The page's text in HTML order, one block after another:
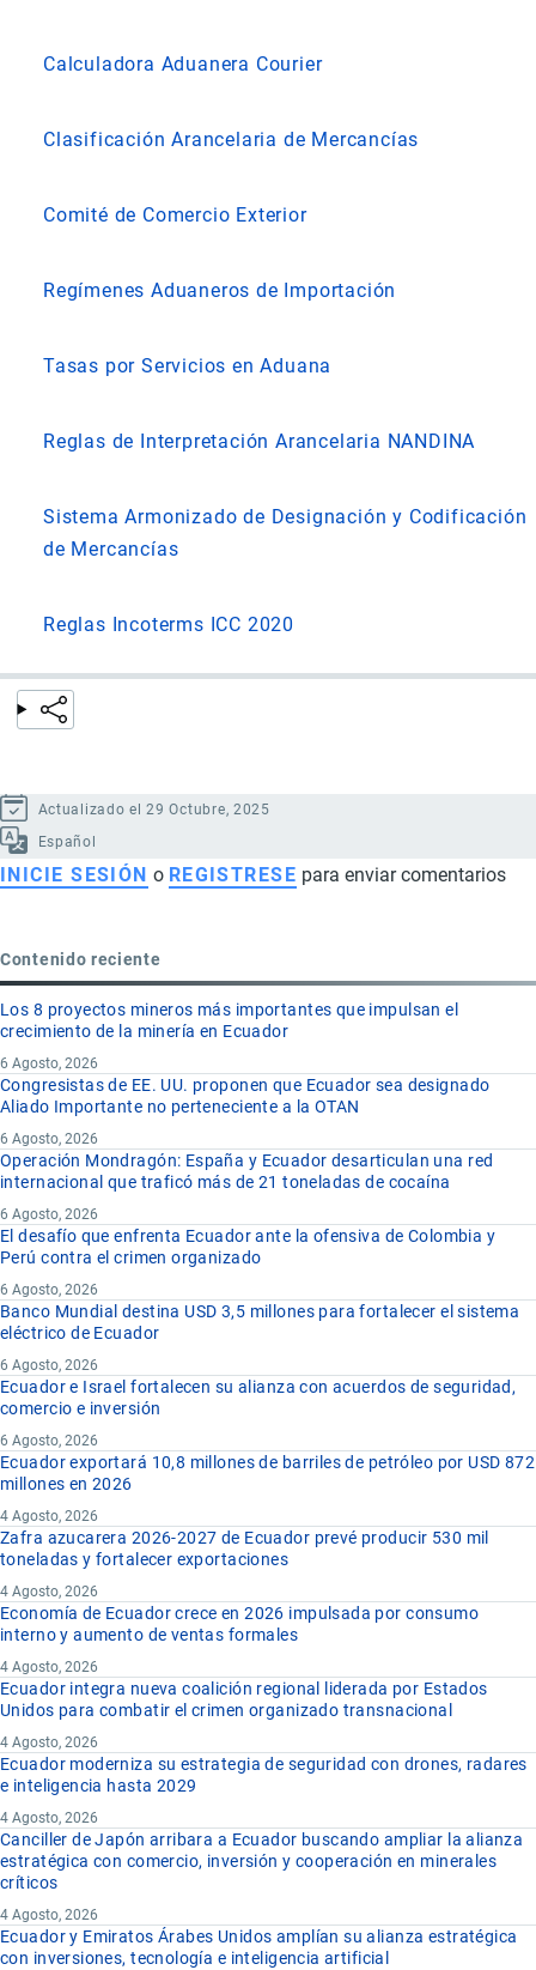
Calculadora Aduanera Courier
Clasificación Arancelaria de Mercancías
Comité de Comercio Exterior
Regímenes Aduaneros de Importación
Tasas por Servicios en Aduana
Reglas de Interpretación Arancelaria NANDINA
Sistema Armonizado de Designación y Codificación
de Mercancías
Reglas Incoterms ICC 2020
Actualizado el 29 Octubre, 2025
Español
INICIE SESIÓN o REGISTRESE para enviar comentarios
Contenido reciente
Los 8 proyectos mineros más importantes que impulsan el
crecimiento de la minería en Ecuador
6 Agosto, 2026
Congresistas de EE. UU. proponen que Ecuador sea designado
Aliado Importante no perteneciente a la OTAN
6 Agosto, 2026
Operación Mondragón: España y Ecuador desarticulan una red
internacional que traficó más de 21 toneladas de cocaína
6 Agosto, 2026
El desafío que enfrenta Ecuador ante la ofensiva de Colombia y
Perú contra el crimen organizado
6 Agosto, 2026
Banco Mundial destina USD 3,5 millones para fortalecer el sistema
eléctrico de Ecuador
6 Agosto, 2026
Ecuador e Israel fortalecen su alianza con acuerdos de seguridad,
comercio e inversión
6 Agosto, 2026
Ecuador exportará 10,8 millones de barriles de petróleo por USD 872
millones en 2026
4 Agosto, 2026
Zafra azucarera 2026-2027 de Ecuador prevé producir 530 mil
toneladas y fortalecer exportaciones
4 Agosto, 2026
Economía de Ecuador crece en 2026 impulsada por consumo
interno y aumento de ventas formales
4 Agosto, 2026
Ecuador integra nueva coalición regional liderada por Estados
Unidos para combatir el crimen organizado transnacional
4 Agosto, 2026
Ecuador moderniza su estrategia de seguridad con drones, radares
e inteligencia hasta 2029
4 Agosto, 2026
Canciller de Japón arribara a Ecuador buscando ampliar la alianza
estratégica con comercio, inversión y cooperación en minerales
críticos
4 Agosto, 2026
Ecuador y Emiratos Árabes Unidos amplían su alianza estratégica
con inversiones, tecnología e inteligencia artificial